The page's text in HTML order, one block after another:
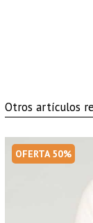
Otros artículos
OFERTA 50%